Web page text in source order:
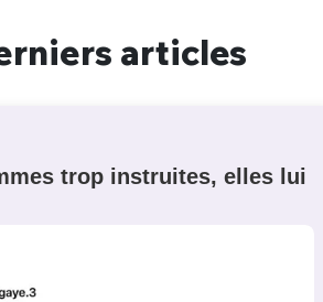
articles
trop instruites, elles lui
Thread